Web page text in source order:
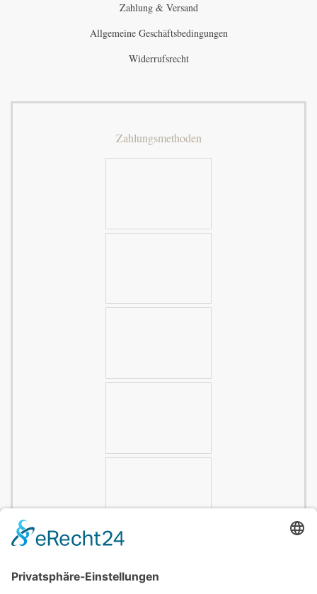
Zahlung & Versand
Allgemeine Geschäftsbedingungen
Widerrufsrecht
Zahlungsmethoden